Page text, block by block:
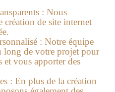
: Nous
création de site internet
: Notre équipe
long de votre projet pour
et vous apporter des
: En plus de la création